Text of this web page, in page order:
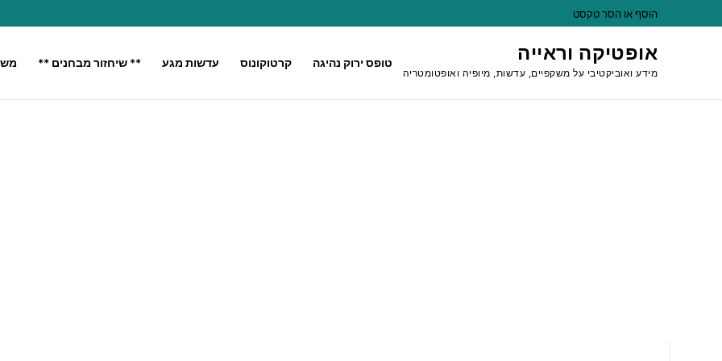
לתוכן
הוסף או הסר טקסט
אופטיקה וראייה
מידע ואוביקטיבי על משקפיים, עדשות, מיופיה ואופטומטריה
** שיחזור מבחנים ** עדשות מגע קרטוקונוס טופס ירוק נהיגה